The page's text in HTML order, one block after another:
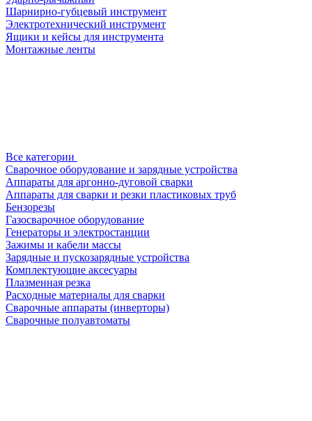
Шарнирно-губцевый инструмент
Электротехнический инструмент
Ящики и кейсы для инструмента
Монтажные ленты
Все категории
Сварочное оборудование и зарядные устройства
Аппараты для аргонно-дуговой сварки
Аппараты для сварки и резки пластиковых труб
Бензорезы
Газосварочное оборудование
Генераторы и электростанции
Зажимы и кабели массы
Зарядные и пускозарядные устройства
Комплектующие аксесуары
Плазменная резка
Расходные материалы для сварки
Сварочные аппараты (инверторы)
Сварочные полуавтоматы